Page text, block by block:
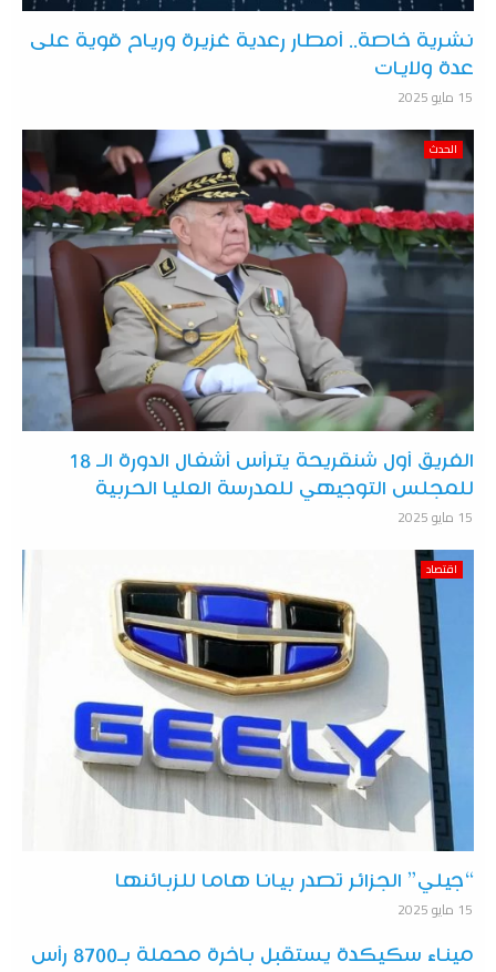
نشرية خاصة.. أمطار رعدية غزيرة ورياح قوية على
عدة ولايات
15 مايو 2025
الحدث
الفريق أول شنقريحة يترأس أشغال الدورة الـ 18
للمجلس التوجيهي للمدرسة العليا الحربية
15 مايو 2025
اقتصاد
“جيلي” الجزائر تصدر بيانا هاما للزبائنها
15 مايو 2025
ميناء سكيكدة يستقبل باخرة محملة بـ8700 رأس